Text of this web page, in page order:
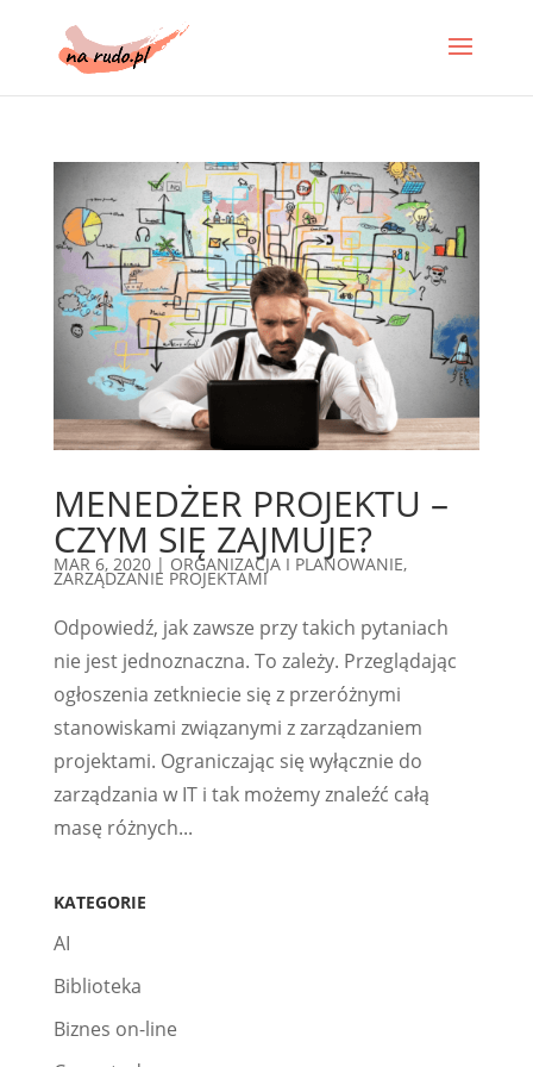
MENEDŻER PROJEKTU –
CZYM SIĘ ZAJMUJE?
MAR 6, 2020| ORGANIZACJA I PLANOWANIE,
ZARZĄDZANIE PROJEKTAMI
Odpowiedź, jak zawsze przy takich pytaniach
nie jest jednoznaczna. To zależy. Przeglądając
ogłoszenia zetkniecie się z przeróżnymi
stanowiskami związanymi z zarządzaniem
projektami. Ograniczając się wyłącznie do
zarządzania w IT i tak możemy znaleźć całą
masę różnych...
KATEGORIE
AI
Biblioteka
Biznes on-line